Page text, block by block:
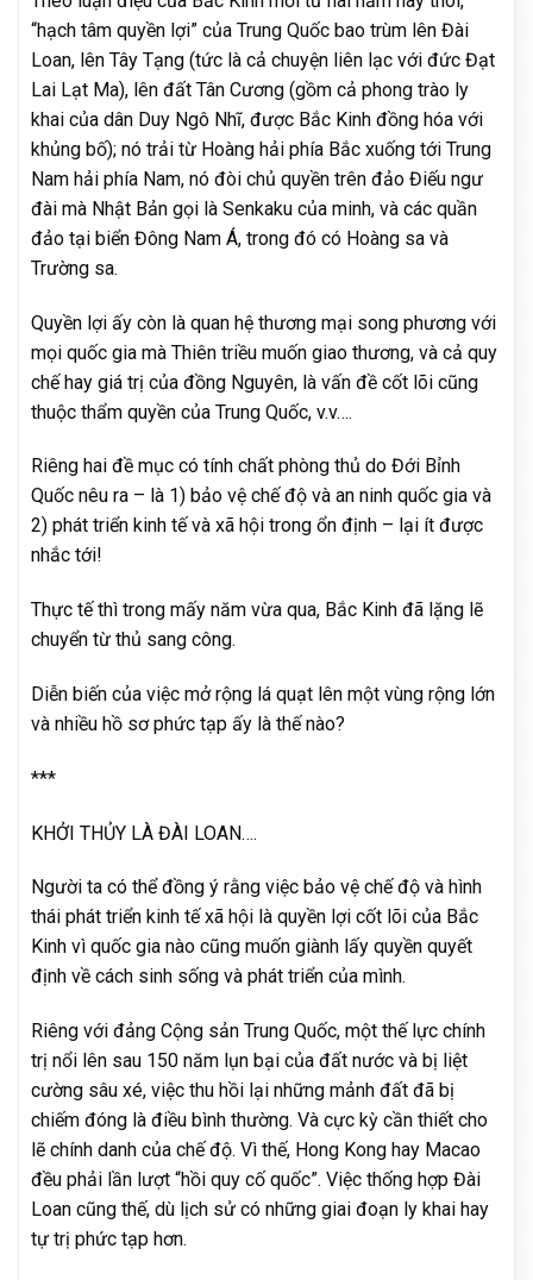
“hạch tâm quyền lợi” của Trung Quốc bao trùm lên Đài
Loan, lên Tây Tạng (tức là cả chuyện liên lạc với đức Đạt
Lai Lạt Ma), lên đất Tân Cương (gồm cả phong trào ly
khai của dân Duy Ngô Nhĩ, được Bắc Kinh đồng hóa với
khủng bố); nó trải từ Hoàng hải phía Bắc xuống tới Trung
Nam hải phía Nam, nó đòi chủ quyền trên đảo Điếu ngư
đài mà Nhật Bản gọi là Senkaku của minh, và các quần
đảo tại biển Đông Nam Á, trong đó có Hoàng sa và
Trường sa.
Quyền lợi ấy còn là quan hệ thương mại song phương với
mọi quốc gia mà Thiên triều muốn giao thương, và cả quy
chế hay giá trị của đồng Nguyên, là vấn đề cốt lõi cũng
thuộc thẩm quyền của Trung Quốc, v.v….
Riêng hai đề mục có tính chất phòng thủ do Đới Bỉnh
Quốc nêu ra – là 1) bảo vệ chế độ và an ninh quốc gia và
2) phát triển kinh tế và xã hội trong ổn định – lại ít được
nhắc tới!
Thực tế thì trong mấy năm vừa qua, Bắc Kinh đã lặng lẽ
chuyển từ thủ sang công.
Diễn biến của việc mở rộng lá quạt lên một vùng rộng lớn
và nhiều hồ sơ phức tạp ấy là thế nào?
***
KHỞI THỦY LÀ ĐÀI LOAN….
Người ta có thể đồng ý rằng việc bảo vệ chế độ và hình
thái phát triển kinh tế xã hội là quyền lợi cốt lõi của Bắc
Kinh vì quốc gia nào cũng muốn giành lấy quyền quyết
định về cách sinh sống và phát triển của mình.
Riêng với đảng Cộng sản Trung Quốc, một thế lực chính
trị nổi lên sau 150 năm lụn bại của đất nước và bị liệt
cường sâu xé, việc thu hồi lại những mảnh đất đã bị
chiếm đóng là điều bình thường. Và cực kỳ cần thiết cho
lẽ chính danh của chế độ. Vì thế, Hong Kong hay Macao
đều phải lần lượt “hồi quy cố quốc”. Việc thống hợp Đài
Loan cũng thế, dù lịch sử có những giai đoạn ly khai hay
tự trị phức tạp hơn.